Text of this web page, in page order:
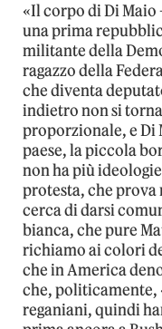
«Il corpo di Di Maio
una prima
militante della
ragazzo della
che diventa
indietro non si
proporzionale, e Di
paese, la piccola
non ha più
protesta, che prova
cerca di darsi
bianca, che pure
richiamo ai colori
che in America
che, politicamente,
reganiani, quindi